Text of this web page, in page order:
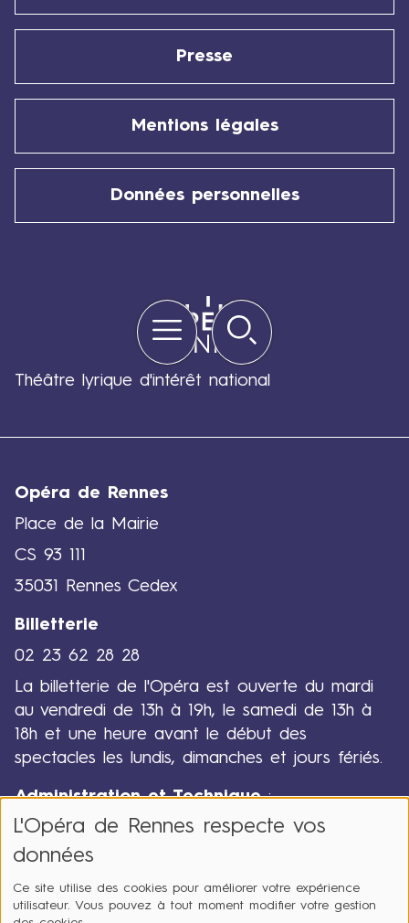
Presse
Mentions légales
Données personnelles
Théâtre lyrique d'intérêt national
Opéra de Rennes
Place de la Mairie
CS 93 111
35031 Rennes Cedex
Billetterie
02 23 62 28 28
La billetterie de l'Opéra est ouverte du mardi
au vendredi de 13h à 19h, le samedi de 13h à
18h et une heure avant le début des
spectacles les lundis, dimanches et jours fériés.
Administration et Technique:
02 23 62 28 00
Menu Rechercher
L'Opéra de Rennes respecte vos
données
Ce site utilise des cookies pour améliorer votre expérience
utilisateur. Vous pouvez à tout moment modifier votre gestion